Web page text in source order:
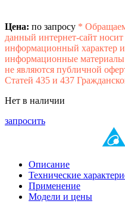
Цена: по запросу *
данный интернет-сайт
информационный характер
информационные
не являются публичной
Статей 435 и 437
Нет в наличии
запросить
Описание
Технические
Применение
Модели и цены